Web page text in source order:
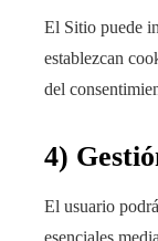
El Sitio puede
establezcan
del
4)
El usuario